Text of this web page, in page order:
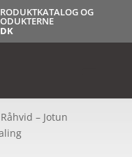
OG
– Jotun